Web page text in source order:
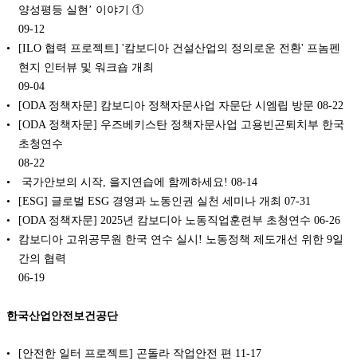
양성평등 실현’ 이야기 ①
09-12
[ILO 협력 프로젝트] '캄보디아 건설산업의 정의로운 전환' 프놈펜
현지 인터뷰 및 워크숍 개최
09-04
[ODA 정책자문] 캄보디아 정책자문사업 자문단 시엠립 방문 08-22
[ODA 정책자문] 우즈베키스탄 정책자문사업 고용빈곤퇴치부 한국
초청연수
08-22
️ 국가안보의 시작, 을지연습에 함께하세요! 08-14
[ESG] 글로벌 ESG 경영과 노동인권 실천 세미나 개최 07-31
[ODA 정책자문] 2025년 캄보디아 노동직업훈련부 초청연수 06-26
캄보디아 고위공무원 한국 연수 실시! 노동정책 제도개선 위한 9일
간의 협력
06-19
한국산업안전보건공단
[안전한 일터 프로젝트] 곤돌라 작업안전 편 11-17